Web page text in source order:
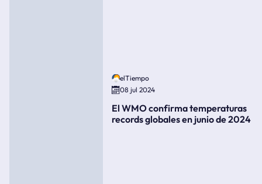
elTiempo
08 jul 2024
El WMO confirma temperaturas
records globales en junio de 2024